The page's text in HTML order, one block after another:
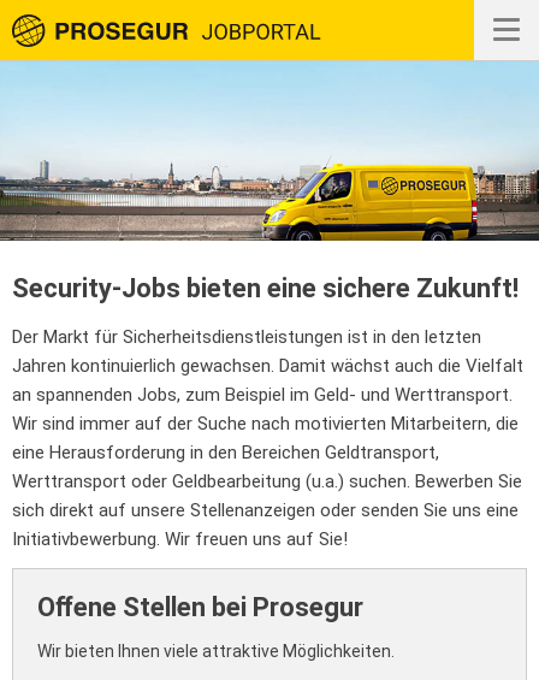
Security-Jobs bieten eine sichere Zukunft!
Der Markt für Sicherheitsdienstleistungen ist in den letzten
Jahren kontinuierlich gewachsen. Damit wächst auch die Vielfalt
an spannenden Jobs, zum Beispiel im Geld- und Werttransport.
Wir sind immer auf der Suche nach motivierten Mitarbeitern, die
eine Herausforderung in den Bereichen Geldtransport,
Werttransport oder Geldbearbeitung (u.a.) suchen. Bewerben Sie
sich direkt auf unsere Stellenanzeigen oder senden Sie uns eine
Initiativbewerbung. Wir freuen uns auf Sie!
Offene Stellen bei Prosegur
Wir bieten Ihnen viele attraktive Möglichkeiten.